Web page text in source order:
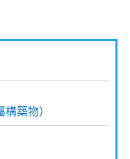
築物）